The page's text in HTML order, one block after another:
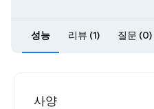
성능 리뷰 (1) 질문 (0)
사양